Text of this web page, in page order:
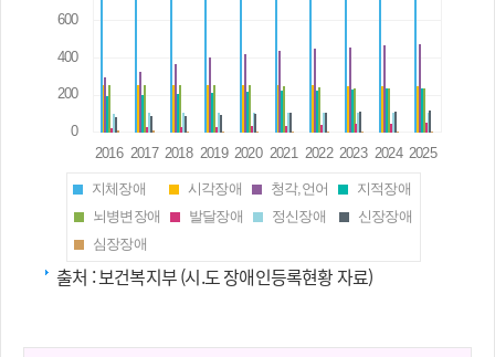
지체장애 시각장애 청각,언어
지적장애
뇌병변장애
발달장애 정신장애
신장장애
심장장애
출처 :보건복지부 (시.도 장애인등록현황 자료)